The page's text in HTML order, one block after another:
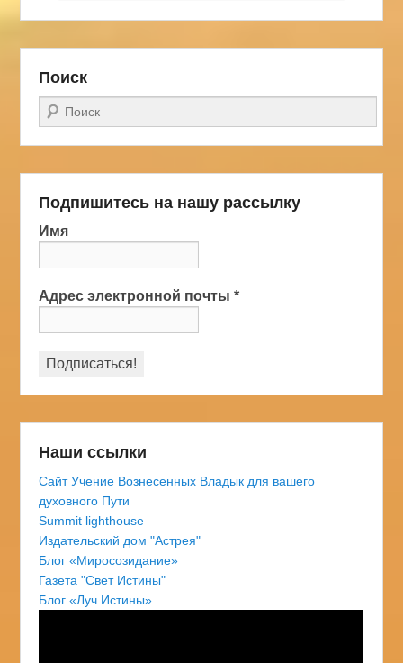
Поиск
Поиск
Подпишитесь на нашу рассылку
Имя
Адрес электронной почты*
Наши ссылки
Сайт Учение Вознесенных Владык для вашего
духовного Пути
Summit lighthouse
Издательский дом "Астрея"
Блог «Миросозидание»
Газета "Свет Истины"
Блог «Луч Истины»